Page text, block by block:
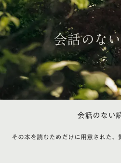
会話のない
その本を読むためだけに用意された、